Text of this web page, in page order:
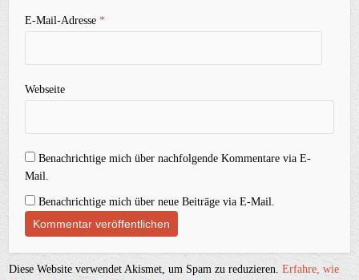
E-Mail-Adresse*
Webseite
Benachrichtige mich über nachfolgende Kommentare via E-
Mail.
Benachrichtige mich über neue Beiträge via E-Mail.
Diese Website verwendet Akismet, um Spam zu reduzieren.Erfahre, wie